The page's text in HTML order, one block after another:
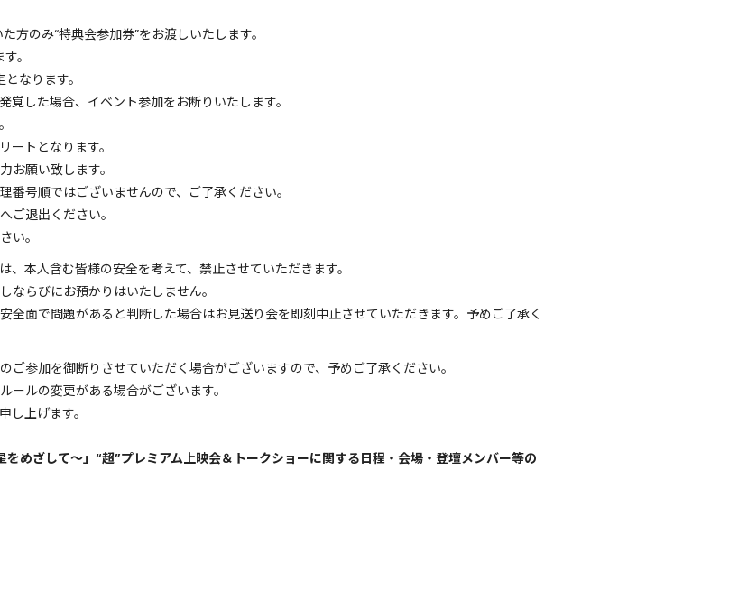
のみ“特典会参加券”をお渡しいたします。
。
なります。
した場合、イベント参加をお断りいたします。
トとなります。
願い致します。
番号順ではございませんので、ご了承ください。
ご退出ください。
い。
本人含む皆様の安全を考えて、禁止させていただきます。
らびにお預かりはいたしません。
面で問題があると判断した場合はお見送り会を即刻中止させていただきます。予めご了承く
参加を御断りさせていただく場合がございますので、予めご了承ください。
ールの変更がある場合がございます。
し上げます。
めざして〜」“超”プレミアム上映会＆トークショーに関する日程・会場・登壇メンバー等の